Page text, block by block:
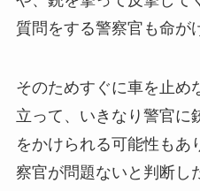
質問をする警察官も命が
そのためすぐに車を止め
立って、いきなり警官に
をかけられる可能性もあ
察官が問題ないと判断し